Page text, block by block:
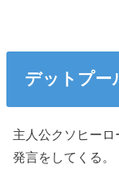
デットプー
主人公クソヒー
発言をしてくる。